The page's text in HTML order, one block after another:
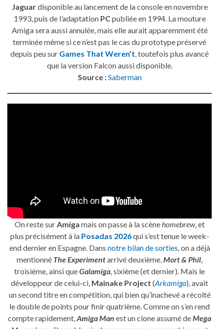
Jaguardisponible au lancement de la console en novembre
1993, puis de l’adaptation PCpubliée en 1994. La mouture
Amiga sera aussi annulée, mais elle aurait apparemment été
terminée même si ce n’est pas le cas du prototype préservé
depuis peu sur Games That Weren’t , toutefois plus avancé
que la version Falcon aussi disponible.
Source :Saberman
On reste sur Amiga mais on passe à la scène homebrew, et
plus précisément à la Posadas 2026qui s’est tenue le week-
end dernier en Espagne. Dans notre bilan de sorties , on a déjà
mentionné The Experimentarrivé deuxième, Mort & Phil
troisième, ainsi queGalamiga , sixième (et dernier). Mais le
développeur de celui-ci, Mainake Project (Arkamiga), avait
un second titre en compétition, qui bien qu’inachevé a récolté
le double de points pour finir quatrième. Comme on s’en rend
compte rapidement, Amiga Man est un clone assumé de Mega